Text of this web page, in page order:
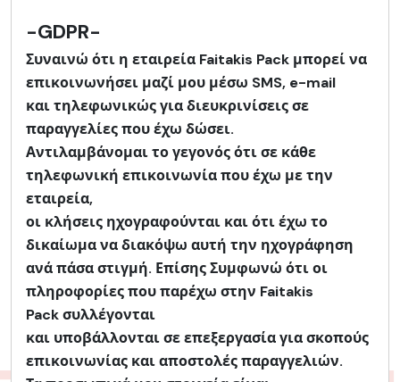
-GDPR-
Συναινώ ότι η εταιρεία Faitakis Pack μπορεί να
επικοινωνήσει μαζί μου μέσω SMS, e-mail
και τηλεφωνικώς για διευκρινίσεις σε
παραγγελίες που έχω δώσει.
Αντιλαμβάνομαι το γεγονός ότι σε κάθε
τηλεφωνική επικοινωνία που έχω με την
εταιρεία,
οι κλήσεις ηχογραφούνται και ότι έχω το
δικαίωμα να διακόψω αυτή την ηχογράφηση
ανά πάσα στιγμή. Επίσης Συμφωνώ ότι οι
πληροφορίες που παρέχω στην Faitakis
Pack συλλέγονται
και υποβάλλονται σε επεξεργασία για σκοπούς
επικοινωνίας και αποστολές παραγγελιών.